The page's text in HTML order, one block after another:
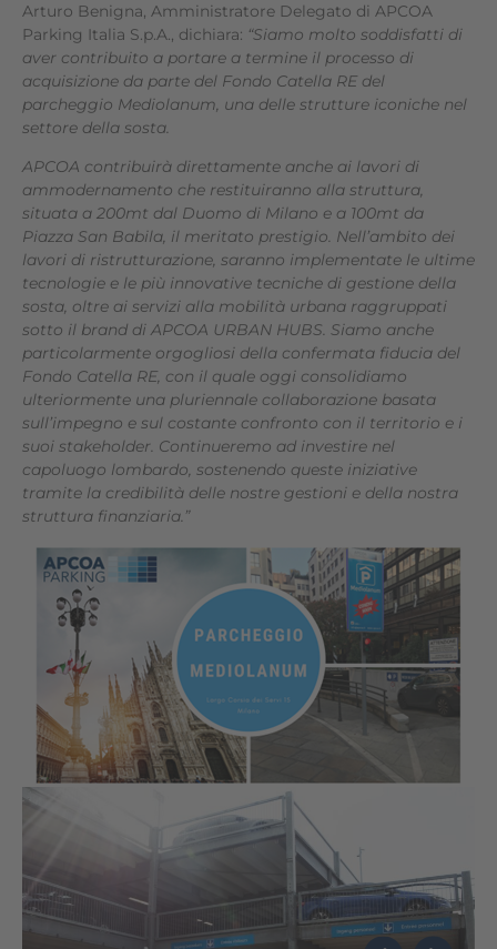
Arturo Benigna, Amministratore Delegato di APCOA
Parking Italia S.p.A., dichiara: “Siamo molto soddisfatti di
aver contribuito a portare a termine il processo di
acquisizione da parte del Fondo Catella RE del
parcheggio Mediolanum, una delle strutture iconiche nel
settore della sosta.
APCOA contribuirà direttamente anche ai lavori di
ammodernamento che restituiranno alla struttura,
situata a 200mt dal Duomo di Milano e a 100mt da
Piazza San Babila, il meritato prestigio. Nell’ambito dei
lavori di ristrutturazione, saranno implementate le ultime
tecnologie e le più innovative tecniche di gestione della
sosta, oltre ai servizi alla mobilità urbana raggruppati
sotto il brand di APCOA URBAN HUBS. Siamo anche
particolarmente orgogliosi della confermata fiducia del
Fondo Catella RE, con il quale oggi consolidiamo
ulteriormente una pluriennale collaborazione basata
sull’impegno e sul costante confronto con il territorio e i
suoi stakeholder. Continueremo ad investire nel
capoluogo lombardo, sostenendo queste iniziative
tramite la credibilità delle nostre gestioni e della nostra
struttura finanziaria.”